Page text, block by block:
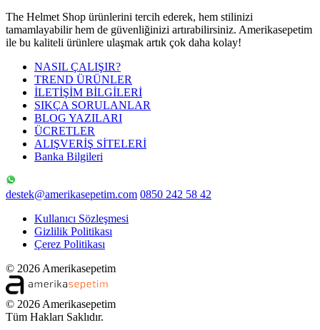
The Helmet Shop ürünlerini tercih ederek, hem stilinizi
tamamlayabilir hem de güvenliğinizi artırabilirsiniz. Amerikasepetim
ile bu kaliteli ürünlere ulaşmak artık çok daha kolay!
NASIL ÇALIŞIR?
TREND ÜRÜNLER
İLETİŞİM BİLGİLERİ
SIKÇA SORULANLAR
BLOG YAZILARI
ÜCRETLER
ALIŞVERİŞ SİTELERİ
Banka Bilgileri
destek@amerikasepetim.com 0850 242 58 42
Kullanıcı Sözleşmesi
Gizlilik Politikası
Çerez Politikası
© 2026 Amerikasepetim
© 2026 Amerikasepetim
Tüm Hakları Saklıdır.